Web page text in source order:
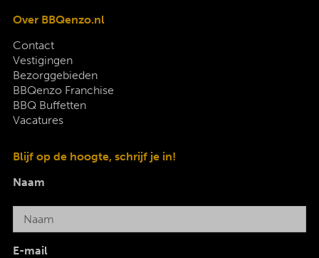
Over BBQenzo.nl
Contact
Vestigingen
Bezorggebieden
BBQenzo Franchise
BBQ Buffetten
Vacatures
Blijf op de hoogte, schrijf je in!
Naam
E-mail